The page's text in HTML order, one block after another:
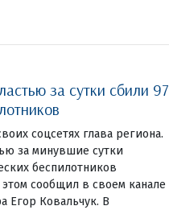
за сутки сбили 97
соцсетях глава региона.
за минувшие сутки
беспилотников
сообщил в своем канале
Егор Ковальчук. В